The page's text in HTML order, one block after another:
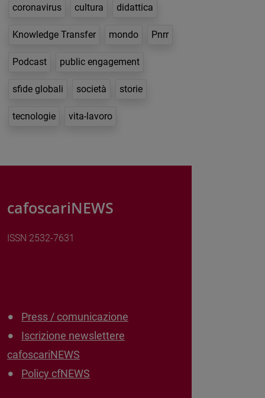
coronavirus cultura didattica
Knowledge Transfer mondo Pnrr
Podcast public engagement
sfide globali società storie
tecnologie vita-lavoro
cafoscariNEWS
ISSN 2532-7631
Press / comunicazione
Iscrizione newslettere
cafoscariNEWS
Policy cfNEWS